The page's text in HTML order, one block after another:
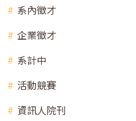
系內徵才
企業徵才
系計中
活動競賽
資訊人院刊